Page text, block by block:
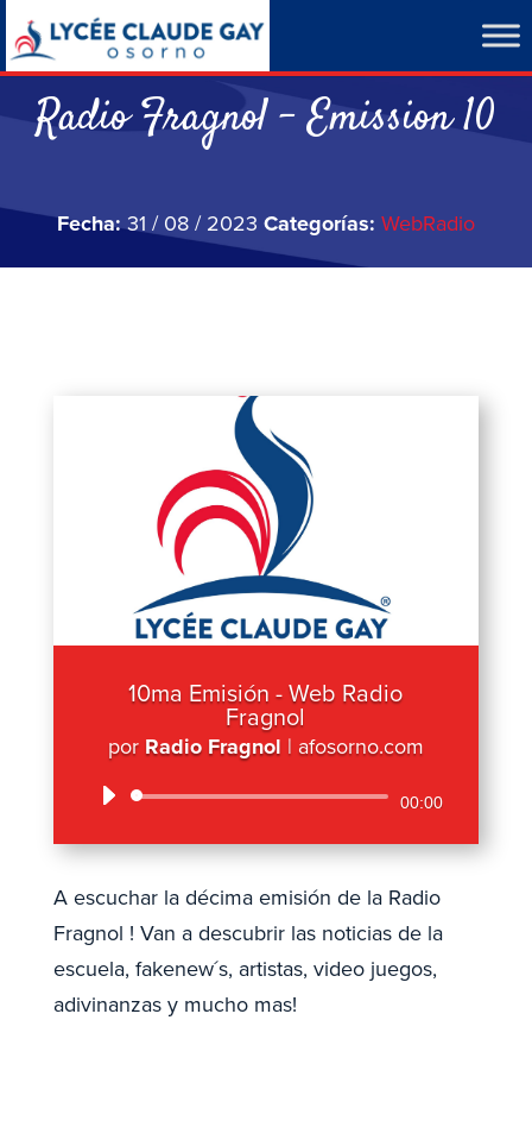
Radio Fragnol – Emission 10
Fecha:31 / 08 / 2023 Categorías: WebRadio
10ma Emisión - Web Radio
Fragnol
por Radio Fragnol | afosorno.com
Reproductor
de
00:00
A escuchar la décima emisión de la Radio
Fragnol ! Van a descubrir las noticias de la
escuela, fakenew´s, artistas, video juegos,
adivinanzas y mucho mas!